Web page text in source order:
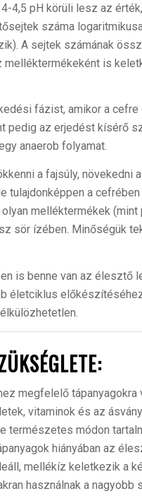
4,5 pH körüli lesz az
száma
A sejtek számának
is
fázist, amikor a cefre
pedig az erjedést kísérő
anaerob folyamat.
a fajsúly, növekedni
tulajdonképpen a
melléktermékek
sör ízében. Minőségük
is benne van az élesztő
életciklus
megfelelő tápanyagokra
vitaminok és az
természetes módon
hiányában az
mellékíz keletkezik a
használnak a